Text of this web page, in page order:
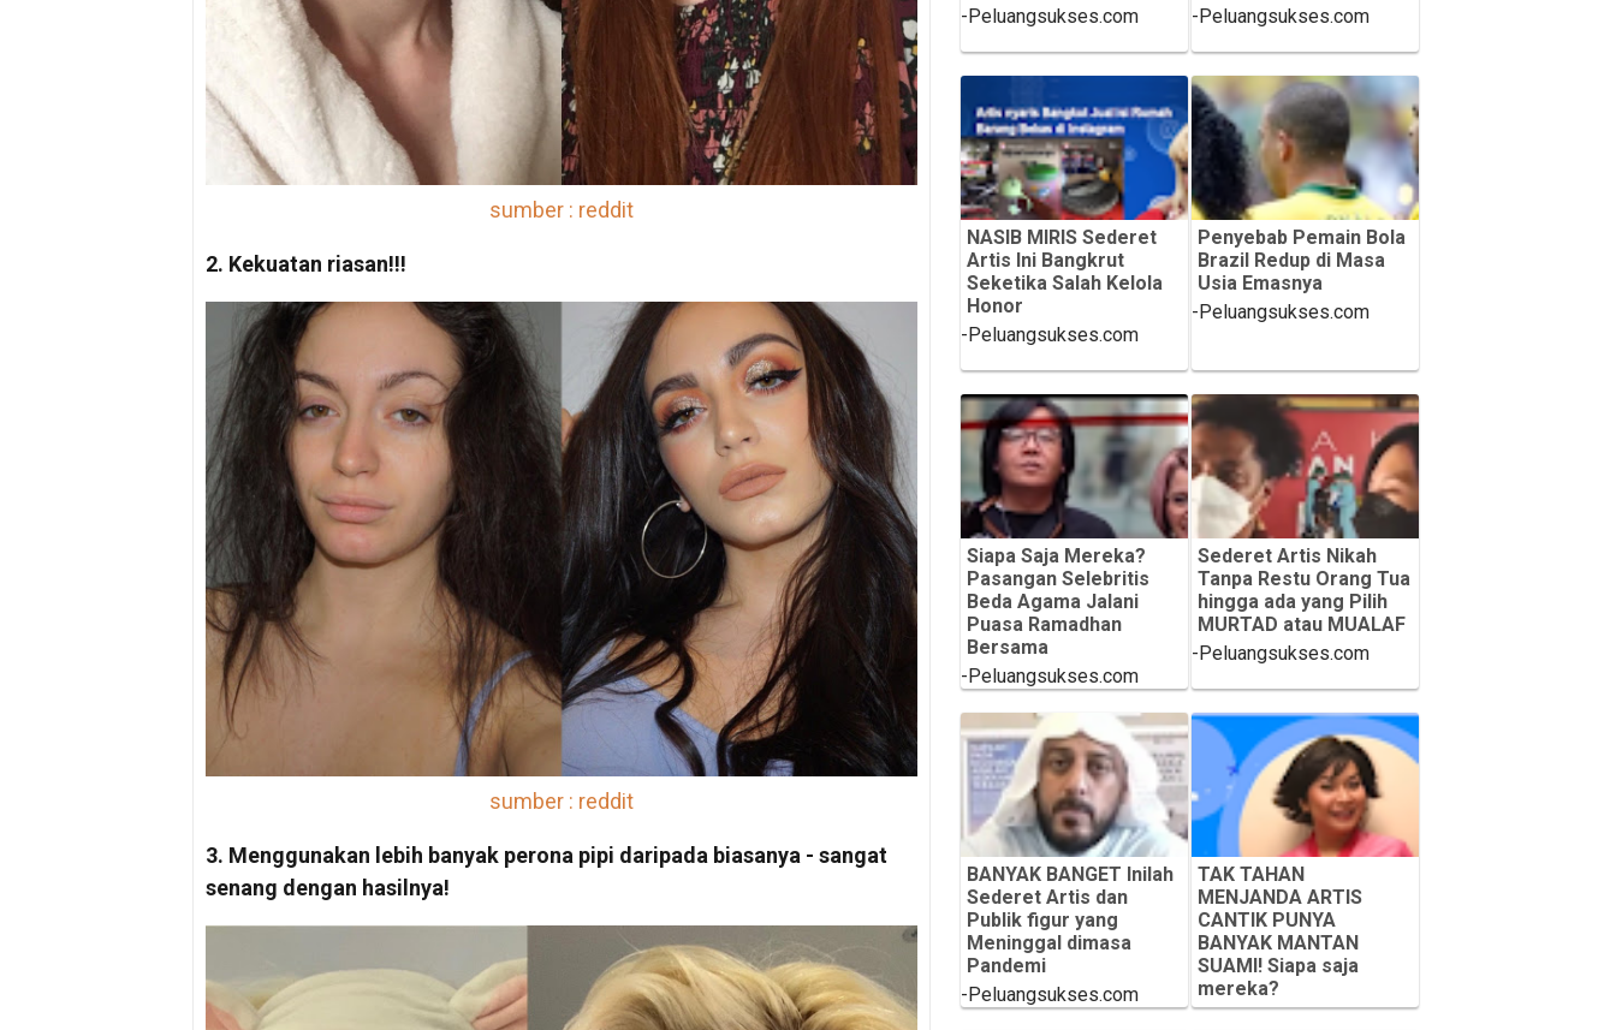
sumber : reddit
2. Kekuatan riasan!!!
sumber : reddit
3. Menggunakan lebih banyak perona pipi daripada biasanya - sangat
senang dengan hasilnya!
-Peluangsukses.com
-Peluangsukses.com
NASIB MIRIS Sederet
Artis Ini Bangkrut
Seketika Salah Kelola
Honor
-Peluangsukses.com
Penyebab Pemain Bola
Brazil Redup di Masa
Usia Emasnya
-Peluangsukses.com
Siapa Saja Mereka?
Pasangan Selebritis
Beda Agama Jalani
Puasa Ramadhan
Bersama
-Peluangsukses.com
Sederet Artis Nikah
Tanpa Restu Orang Tua
hingga ada yang Pilih
MURTAD atau MUALAF
-Peluangsukses.com
BANYAK BANGET Inilah
Sederet Artis dan
Publik figur yang
Meninggal dimasa
Pandemi
-Peluangsukses.com
TAK TAHAN
MENJANDA ARTIS
CANTIK PUNYA
BANYAK MANTAN
SUAMI! Siapa saja
mereka?
-Peluangsukses.com